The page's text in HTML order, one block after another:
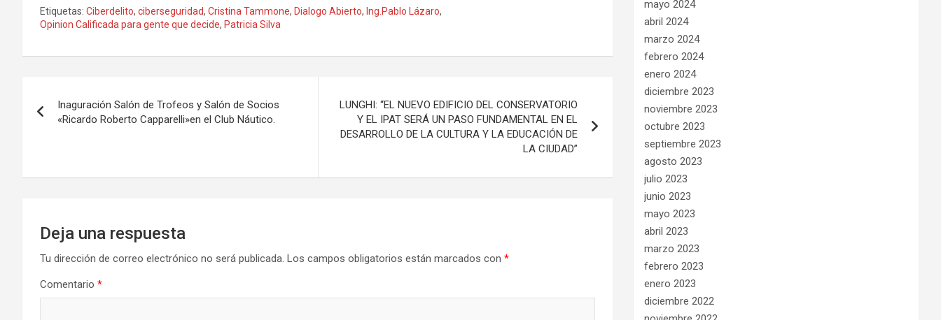
ce
k
st
n
ail m
Etiquetas: Ciberdelito, ciberseguridad, Cristina Tammone, Dialogo Abierto, Ing.Pablo Lázaro,
Opinion Calificada para gente que decide, Patricia Silva
de
Inaguración Salón de Trofeos y Salón de Socios
«Ricardo Roberto Capparelli»en el Club Náutico.
LUNGHI: “EL NUEVO EDIFICIO DEL CONSERVATORIO
Y EL IPAT SERÁ UN PASO FUNDAMENTAL EN EL
DESARROLLO DE LA CULTURA Y LA EDUCACIÓN DE
LA CIUDAD”
Deja una respuesta
Tu dirección de correo electrónico no será publicada. Los campos obligatorios están marcados con *
Comentario *
mayo 2024
abril 2024
marzo 2024
febrero 2024
enero 2024
diciembre 2023
noviembre 2023
octubre 2023
septiembre 2023
agosto 2023
julio 2023
junio 2023
mayo 2023
abril 2023
marzo 2023
febrero 2023
enero 2023
diciembre 2022